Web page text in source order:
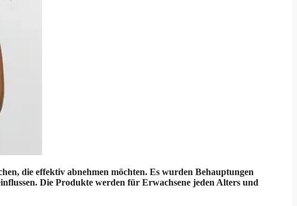
die effektiv abnehmen möchten. Es wurden Behauptungen
Die Produkte werden für Erwachsene jeden Alters und